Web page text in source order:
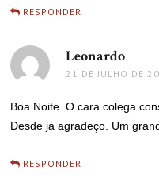
RESPONDER
Leonardo
21 DE JULHO DE
Boa Noite. O cara colega
Desde já agradeço. Um
RESPONDER